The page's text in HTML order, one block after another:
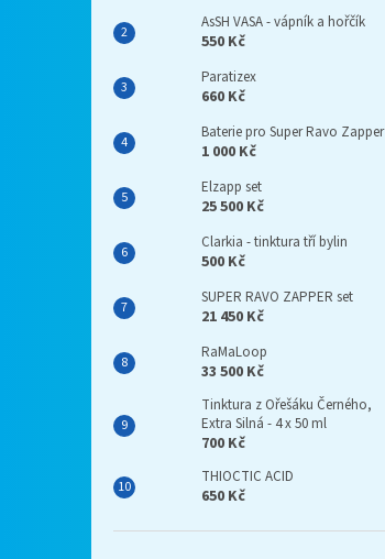
AsSH VASA - vápník a hořčík
550 Kč
Paratizex
660 Kč
Baterie pro Super Ravo Zapper
1 000 Kč
Elzapp set
25 500 Kč
Clarkia - tinktura tří bylin
500 Kč
SUPER RAVO ZAPPER set
21 450 Kč
RaMaLoop
33 500 Kč
Tinktura z Ořešáku Černého,
Extra Silná - 4 x 50 ml
700 Kč
THIOCTIC ACID
650 Kč